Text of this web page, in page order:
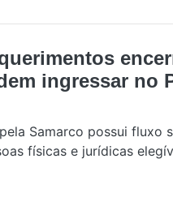
ingressar no
Samarco possui fluxo
físicas e jurídicas